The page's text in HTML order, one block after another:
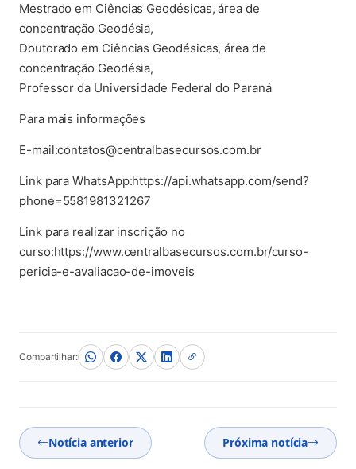
Mestrado em Ciências Geodésicas, área de
concentração Geodésia,
Doutorado em Ciências Geodésicas, área de
concentração Geodésia,
Professor da Universidade Federal do Paraná
Para mais informações
E-mail:contatos@centralbasecursos.com.br
Link para WhatsApp:https://api.whatsapp.com/send?
phone=5581981321267
Link para realizar inscrição no
curso:https://www.centralbasecursos.com.br/curso-
pericia-e-avaliacao-de-imoveis
Compartilhar:
Notícia anterior Próxima notícia